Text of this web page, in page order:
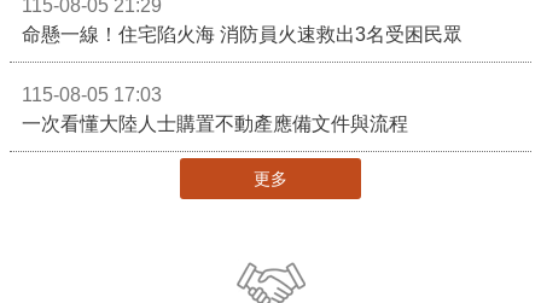
115-08-05 21:29
命懸一線！住宅陷火海 消防員火速救出3名受困民眾
115-08-05 17:03
一次看懂大陸人士購置不動產應備文件與流程
更多